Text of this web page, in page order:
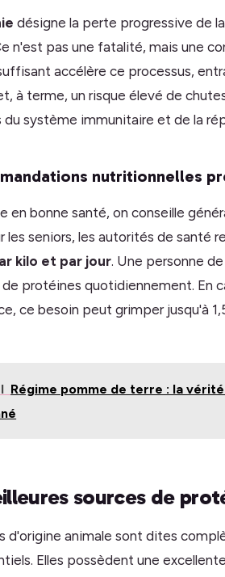
désigne la perte progressive de
n'est pas une fatalité, mais une
accélère ce processus,
à terme, un risque élevé de
système immunitaire et de la
nutritionnelles
en bonne santé, on conseille
les seniors, les autorités de santé
kilo et par jour. Une personne
protéines quotidiennement. En
ce besoin peut grimper jusqu'à
Régime pomme de terre : la
sources de
d'origine animale sont dites
Elles possèdent une